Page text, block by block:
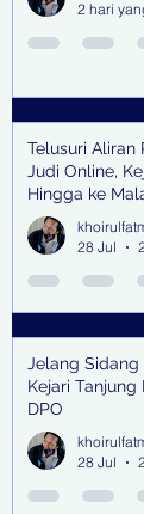
2 hari
Telusuri Aliran
Judi Online,
Hingga ke
28 Jul
Jelang
Kejari Tanjung
DPO
28 Jul